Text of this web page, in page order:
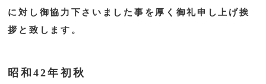
に対し御協力下さいました事を厚く御礼申し上げ挨
拶と致します。
昭和42年初秋